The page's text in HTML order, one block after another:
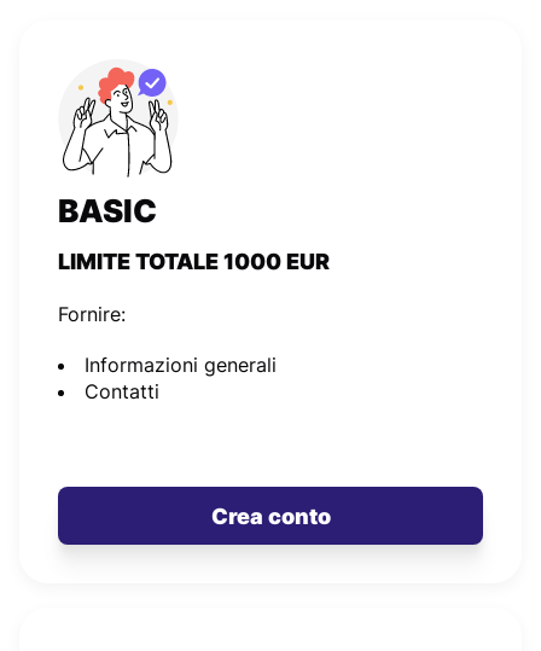
BASIC
LIMITE TOTALE 1000 EUR
Fornire:
Informazioni generali
Contatti
Crea conto